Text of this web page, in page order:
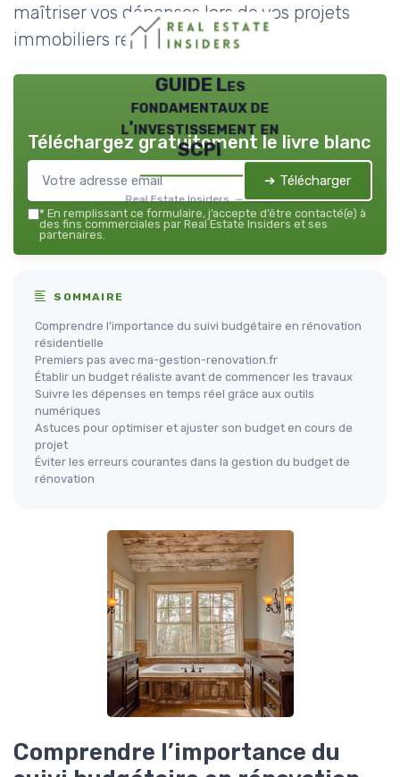
maîtriser vos dépenses lors de vos projets
immobiliers résidentiels.
GUIDE Les
fondamentaux de
l'investissement en
SCPI
Real Estate Insiders — 2026
Téléchargez gratuitement le livre blanc
➔ Télécharger
* En remplissant ce formulaire, j’accepte d’être contacté(e) à
des fins commerciales par Real Estate Insiders et ses
partenaires.
SOMMAIRE
Comprendre l’importance du suivi budgétaire en rénovation
résidentielle
Premiers pas avec ma-gestion-renovation.fr
Établir un budget réaliste avant de commencer les travaux
Suivre les dépenses en temps réel grâce aux outils
numériques
Astuces pour optimiser et ajuster son budget en cours de
projet
Éviter les erreurs courantes dans la gestion du budget de
rénovation
Comprendre l’importance du